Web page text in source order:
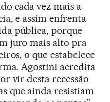
cada vez mais a
e assim enfrenta
pública, porque
juro mais alto pra
o que estabelece
Agostini acredita
vir desta recessão
que ainda resistiam